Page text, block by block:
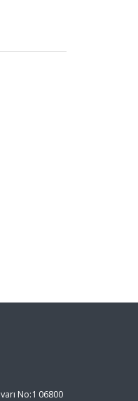
No:1 06800